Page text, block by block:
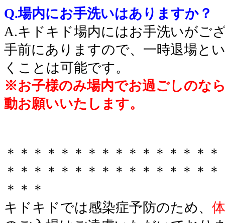
Q.場内にお手洗いはありますか？
A.キドキド場内にはお手洗いがご
手前にありますので、一時退場と
くことは可能です。
※お子様のみ場内でお過ごしのな
動お願いいたします。
＊＊＊＊＊＊＊＊＊＊＊＊＊＊＊
＊＊＊＊＊＊＊＊＊＊＊＊＊＊＊
＊＊＊
キドキドでは感染症予防のため、